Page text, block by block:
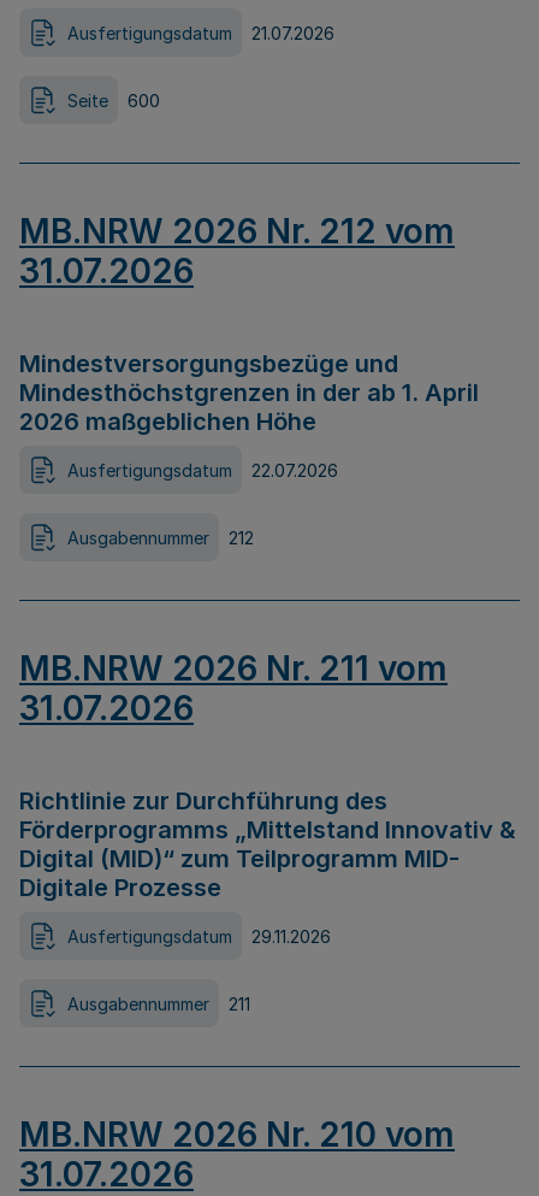
Ausfertigungsdatum 21.07.2026
Seite 600
MB.NRW 2026 Nr. 212 vom
31.07.2026
Mindestversorgungsbezüge und
Mindesthöchstgrenzen in der ab 1. April
2026 maßgeblichen Höhe
Ausfertigungsdatum 22.07.2026
Ausgabennummer 212
MB.NRW 2026 Nr. 211 vom
31.07.2026
Richtlinie zur Durchführung des
Förderprogramms „Mittelstand Innovativ &
Digital (MID)“ zum Teilprogramm MID-
Digitale Prozesse
Ausfertigungsdatum 29.11.2026
Ausgabennummer 211
MB.NRW 2026 Nr. 210 vom
31.07.2026